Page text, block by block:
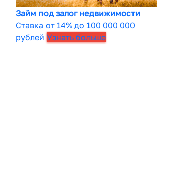
Займ под залог недвижимости
Ставка от 14% до 100 000 000
рублей Узнать больше